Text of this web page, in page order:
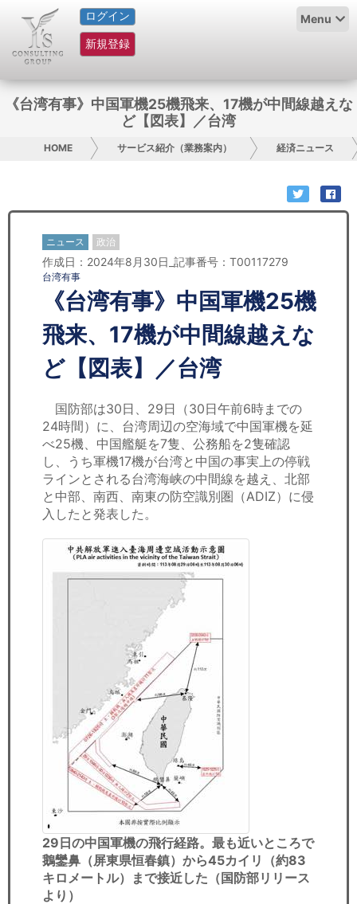
ログイン
新規登録
Menu
HOME
サービス紹介
コラム
お問い合わせ
日本人にPR
コンサルティング
リサーチ
セミナー
労務顧問
ＩＴ
飲食店情報
《台湾有事》中国軍機25機飛来、17機が中間線越えな
ど【図表】／台湾
HOME サービス紹介（業務案内） 経済ニュース
ニュース 政治
作成日：2024年8月30日_記事番号：T00117279
台湾有事
《台湾有事》中国軍機25機
飛来、17機が中間線越えな
ど【図表】／台湾
国防部は30日、29日（30日午前6時までの
24時間）に、台湾周辺の空海域で中国軍機を延
べ25機、中国艦艇を7隻、公務船を2隻確認
し、うち軍機17機が台湾と中国の事実上の停戦
ラインとされる台湾海峡の中間線を越え、北部
と中部、南西、南東の防空識別圏（ADIZ）に侵
入したと発表した。
29日の中国軍機の飛行経路。最も近いところで
鵝鑾鼻（屏東県恒春鎮）から45カイリ（約83
キロメートル）まで接近した（国防部リリース
より）